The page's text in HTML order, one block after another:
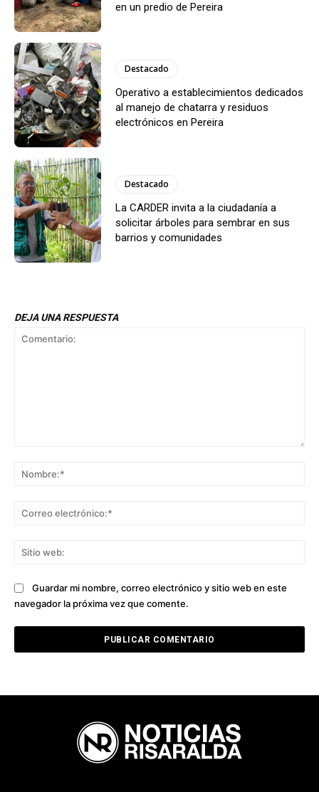
en un predio de Pereira
Destacado
Operativo a establecimientos dedicados
al manejo de chatarra y residuos
electrónicos en Pereira
Destacado
La CARDER invita a la ciudadanía a
solicitar árboles para sembrar en sus
barrios y comunidades
DEJA UNA RESPUESTA
Guardar mi nombre, correo electrónico y sitio web en este
navegador la próxima vez que comente.